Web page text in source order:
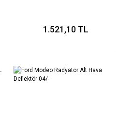
1.521,10 TL